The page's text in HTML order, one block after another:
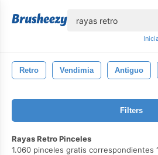
Retro Vendimia Antiguo
Filters
Rayas Retro Pinceles
1.060 pinceles gratis correspondientes